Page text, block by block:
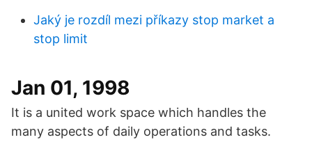
Jaký je rozdíl mezi příkazy stop market a
stop limit
Jan 01, 1998
It is a united work space which handles the
many aspects of daily operations and tasks.